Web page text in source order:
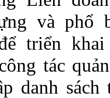
và phổ
triển
tác
danh sách